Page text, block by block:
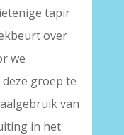
tapir
over
we
groep te
van
in het